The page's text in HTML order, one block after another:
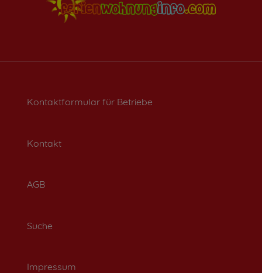
Kontaktformular für Betriebe
Kontakt
AGB
Suche
Impressum